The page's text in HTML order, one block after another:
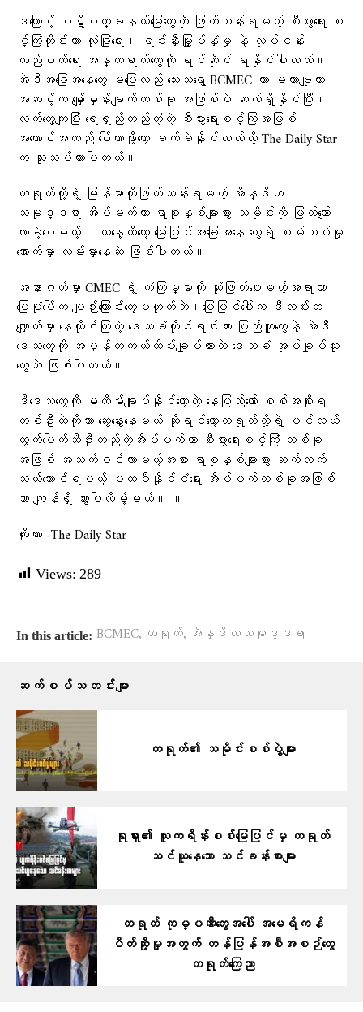
ဒါကြောင့် ပဋိပက္ခနယ်မြေတွေကို ဖြတ်သန်းရမယ့် စီးပွားရေး စ
င်္ကြံတိုင်းဟာ လုံခြုံရေး၊ ရင်းနှီးမြှုပ်နှံမှု နဲ့ လုပ်ငန်း
လည်ပတ်ရေး အန္တရာယ်တွေကို ရင်ဆိုင် ရနိုင်ပါတယ်။
အဲဒီအခြေအနေတွေ မပြေလည် သေးသရွေ့ BCMEC ဟာ မဟာဗျူဟာ
အဆင့်က မျှော်မှန်းချက်တစ်ခု အဖြစ်ပဲ ဆက်ရှိနိုင်ပြီး၊
လက်တွေ့ကျပြီး ရေရှည်တည်တံ့တဲ့ စီးပွားရေးစင်္ကြံအဖြစ်
အကောင်အထည် ပေါ်လာဖို့တော့ ခက်ခဲနိုင်တယ်လို့ The Daily Star
က သုံးသပ်ထားပါတယ်။
တရုတ်တို့ရဲ့ မြန်မာကိုဖြတ်သန်းရမယ့် အိန္ဒိယ
သမုဒ္ဒရာ အိပ်မက်ဟာ ရာစုနှစ်များစွာ သမိုင်းကို ဖြတ်ကျော်
လာခဲ့ပေမယ့်၊ ယနေ့ထိတော့ မြေပြင်အခြေအနေ တွေရဲ့ စမ်းသပ်မှု
အောက်မှာ လမ်းမှားနေဆဲ ဖြစ်ပါတယ်။
အနာဂတ်မှာ CMEC ရဲ့ ကံကြမ္မာကို ဆုံးဖြတ်ပေးမယ့်အရာဟာ
မြေပုံပေါ်က မျဉ်းကြောင်းတွေမဟုတ်ဘဲ၊မြေပြင်ပေါ်က ဒီလမ်းတ
လျှောက်မှာ နေထိုင်ကြတဲ့ ဒေသခံတိုင်းရင်းသား ပြည်သူတွေနဲ့ အဲဒီ
ဒေသတွေကို အမှန်တကယ်ထိမ်းချုပ်ထားတဲ့ ဒေသခံ အုပ်ချုပ်သူ
တွေဘဲ ဖြစ်ပါတယ်။
ဒီဒေသတွေကို မထိမ်းချုပ်နိုင်တော့တဲ့ နေပြည်တော် စစ်အစိုးရ
တစ်ဦးထဲကိုသာ ဆွေးနွေးနေမယ် ဆိုရင်တော့တရုတ်တို့ရဲ့ ပင်လယ်
ထွက်ပေါက်ဆီဦးတည်တဲ့အိပ်မက်ဟာ စီးပွားရေးစင်္ကြံ တစ်ခု
အဖြစ် အသက်ဝင်လာမယ့်အစား ရာစုနှစ်များစွာ ဆက်လက်
သယ်ဆောင်ရမယ့် ပထဝီနိုင်ငံရေး အိပ်မက်တစ်ခုအဖြစ်
သာ ကျန်ရှိ သွားပါလိမ့်မယ်။ ။
ကိုးကား -The Daily Star
Views: 289
In this article: BCMEC, တရုတ်, အိန္ဒိယသမုဒ္ဒရာ
ဆက်စပ်သတင်းများ
တရုတ်၏ သမိုင်းစစ်ပွဲများ
ရုရှား၏ ယူကရိန်းစစ်မြေပြင်မှ တရုတ်
သင်ယူနေသော သင်ခန်းစာများ
တရုတ် ကုမ္ပဏီတွေအပေါ် အမေရိကန်
ပိတ်ဆို့မှုအတွက် တန်ပြန်အစီအစဉ်တွေ
တရုတ်ကြေညာ